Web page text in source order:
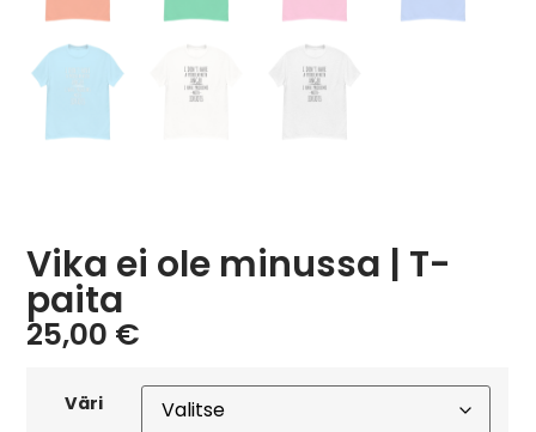
Vika ei ole minussa | T-
paita
25,00 €
Väri